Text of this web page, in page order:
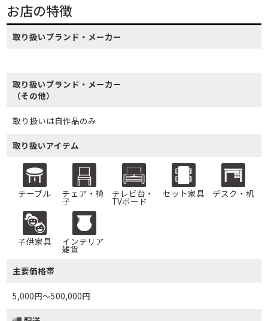
お店の特徴
取り扱いブランド・メーカー
取り扱いブランド・メーカー
（その他）
取り扱いは自作品のみ
取り扱いアイテム
テーブル チェア・椅
子
テレビ台・
TVボード
セット家具 デスク・机
子供家具 インテリア
雑貨
主要価格帯
5,000円～500,000円